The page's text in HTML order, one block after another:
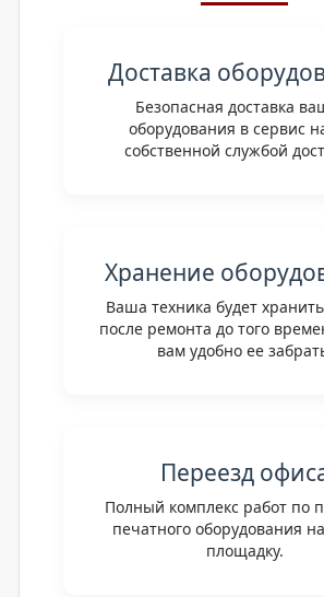
Доставка
Безопасная доставка
оборудования в сервис
собственной службой
Хранение
Ваша техника будет
после ремонта до того
вам удобно ее
Переезд
Полный комплекс работ по
печатного оборудования
площадку.